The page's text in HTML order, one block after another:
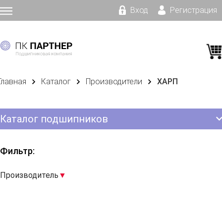
Вход Регистрация
Каталог Производители ХАРП
Каталог подшипников
Фильтр:
Производитель